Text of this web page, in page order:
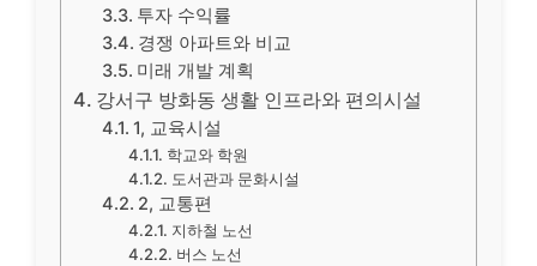
투자 수익률
경쟁 아파트와 비교
미래 개발 계획
강서구 방화동 생활 인프라와 편의시설
1, 교육시설
학교와 학원
도서관과 문화시설
2, 교통편
지하철 노선
버스 노선